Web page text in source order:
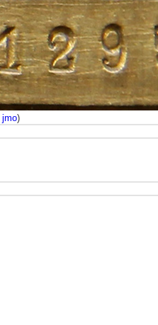
jmo)